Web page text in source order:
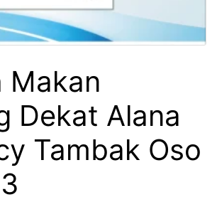
Makan
Dekat Alana
Tambak Oso